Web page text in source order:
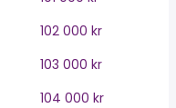
102 000 kr
103 000 kr
104 000 kr